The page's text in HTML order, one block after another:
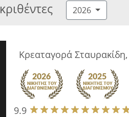
2026
Κρεαταγορά Σταυρακίδη,
9.9